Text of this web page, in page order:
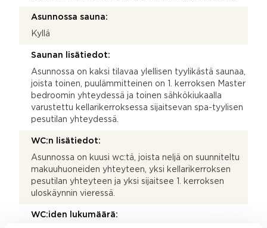
Asunnossa sauna:
Kyllä
Saunan lisätiedot:
Asunnossa on kaksi tilavaa ylellisen tyylikästä saunaa,
joista toinen, puulämmitteinen on 1. kerroksen Master
bedroomin yhteydessä ja toinen sähkökiukaalla
varustettu kellarikerroksessa sijaitsevan spa-tyylisen
pesutilan yhteydessä.
WC:n lisätiedot:
Asunnossa on kuusi wc:tä, joista neljä on suunniteltu
makuuhuoneiden yhteyteen, yksi kellarikerroksen
pesutilan yhteyteen ja yksi sijaitsee 1. kerroksen
uloskäynnin vieressä.
WC:iden lukumäärä: